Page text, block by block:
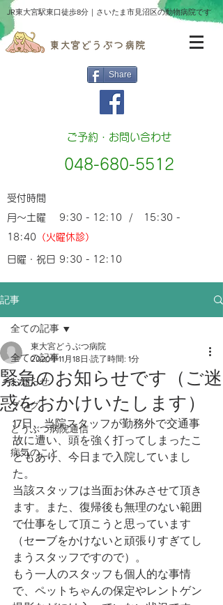
​JR東大宮駅東口徒歩8分｜さいたま市見沼区の動物病院です
Share
ご予約・お問い合わせ
048-680-5512
受付時間
月～土曜 9:30 - 12:10 / 15:30 -
18:40 （火曜休診）
日曜・祝日 9:30 - 12:10
記事
全ての記事
お知らせ
ブログ
どうぶつ病院通信
病気のこと
全ての記事
緊急のお知らせです（ご迷
惑をおかけいたします）
東大宮どうぶつ病院
2020年11月18日 読了時間: 1分
17日、当院スタッフが勤務外で交通事
故に遭い、頭を強く打ってしまったこ
ともあり、今日まで入院していまし
た。
当該スタッフは当面お休みさせて頂き
ます。また、復帰後も無理のない範囲
で仕事をして頂こうと思っています
（セーブをかけないと頑張りすぎてし
まうスタッフですので）。
もう一人のスタッフも個人的な事情
で、ペットちゃんの保定やレントゲン